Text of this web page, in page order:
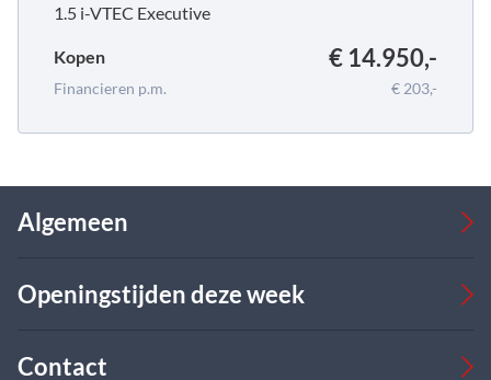
1.5 i-VTEC Executive
Kopen € 14.950,-
Financieren p.m. € 203,-
Algemeen
Bedrijfswagens
Over ons
Openingstijden deze week
Ma
08:00 - 17:00
Contact